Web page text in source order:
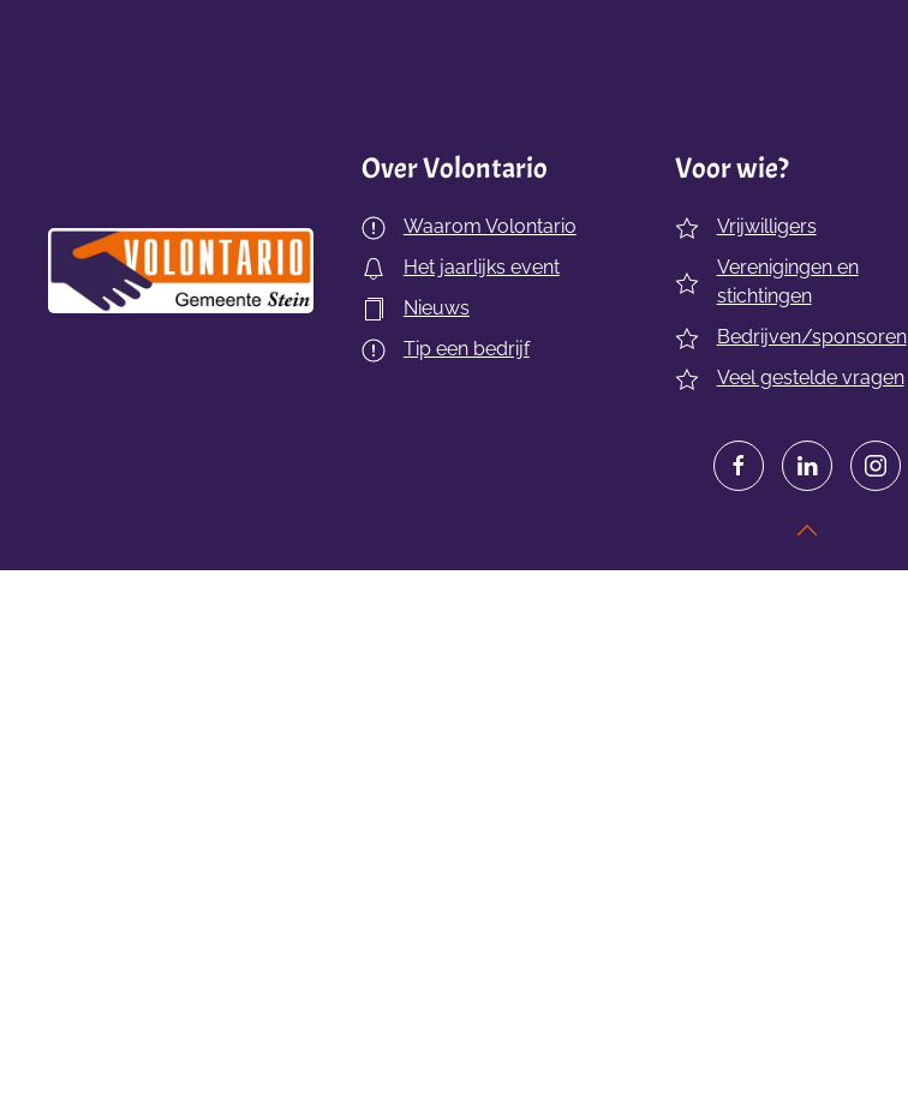
Over Volontario
Waarom Volontario
Het jaarlijks event
Nieuws
Tip een bedrijf
Voor wie?
Vrijwilligers
Verenigingen en
stichtingen
Bedrijven/sponsoren
Veel gestelde vragen